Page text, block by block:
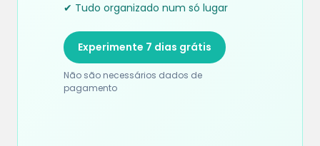
✔ Tudo organizado num só lugar
Experimente 7 dias grátis
Não são necessários dados de
pagamento